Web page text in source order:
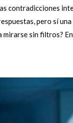
contradicciones
pero sí
sin filtros?